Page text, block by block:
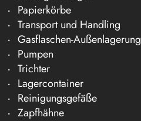
Papierkörbe
Transport und Handling
Gasflaschen-Außenlagerung
Pumpen
Trichter
Lagercontainer
Reinigungsgefäße
Zapfhähne